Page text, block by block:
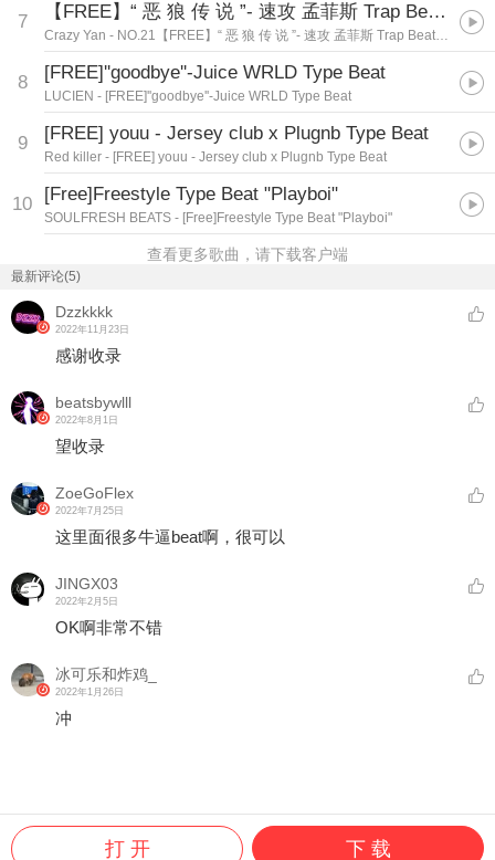
7 【FREE】“ 恶 狼 传 说 ”- 速攻 孟菲斯 Trap Beat ✧ ✧ ✧
Crazy Yan - NO.21【FREE】“ 恶 狼 传 说 ”- 速攻 孟菲斯 Trap Beat ✧ ✧ ✧
8 [FREE]''goodbye''-Juice WRLD Type Beat
LUCIEN - [FREE]''goodbye''-Juice WRLD Type Beat
9 [FREE] youu - Jersey club x Plugnb Type Beat
Red killer - [FREE] youu - Jersey club x Plugnb Type Beat
10 [Free]Freestyle Type Beat "Playboi"
SOULFRESH BEATS - [Free]Freestyle Type Beat "Playboi"
查看更多歌曲，请下载客户端
最新评论(5)
Dzzkkkk
2022年11月23日
感谢收录
beatsbywlll
2022年8月1日
望收录
ZoeGoFlex
2022年7月25日
这里面很多牛逼beat啊，很可以
JINGX03
2022年2月5日
OK啊非常不错
冰可乐和炸鸡_
2022年1月26日
冲
打 开 下 载